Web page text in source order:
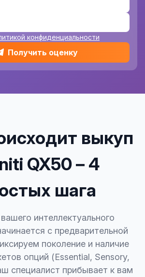
конфиденциальности
Получить оценку
выкуп
QX50 – 4
шага
интеллектуального
с предварительной
поколение и наличие
опций (Essential, Sensory,
специалист прибывает к вам